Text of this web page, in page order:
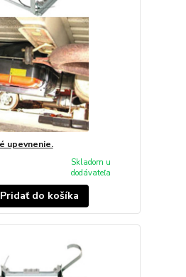
upevnenie.
Skladom u
dodávateľa
Pridať do košíka